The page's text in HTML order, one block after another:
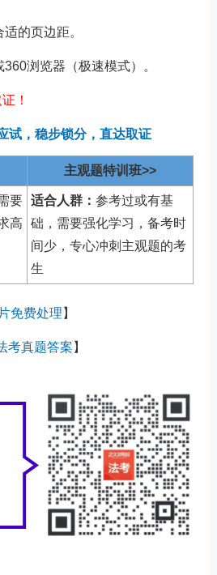
的页边距。
浏览器（极速模式）。
！
，稳步锁分，直达取证
主观题特训班>>
要
高
适合人群： 参考过或有基
础，需要强化学习，备考时
间少，专心冲刺主观题的考
生
免费处理 】
考真题答案 】